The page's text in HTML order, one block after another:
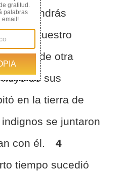
No tendrás
de nuestro
hijo de otra
de sus
en la tierra de
se juntaron
con él.
4
tiempo sucedió